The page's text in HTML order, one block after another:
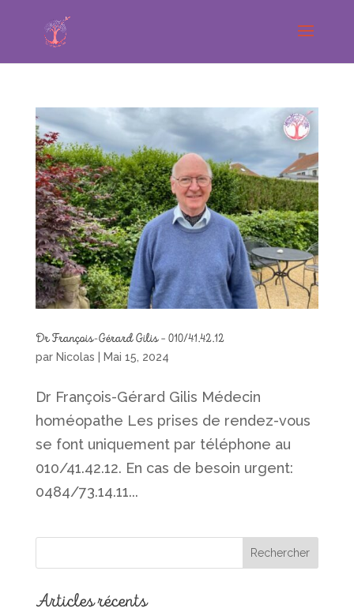
Dr François-Gérard Gilis – 010/41.42.12
par Nicolas Mai 15, 2024
Dr François-Gérard Gilis Médecin
homéopathe Les prises de rendez-vous
se font uniquement par téléphone au
010/41.42.12. En cas de besoin urgent:
0484/73.14.11...
Articles récents